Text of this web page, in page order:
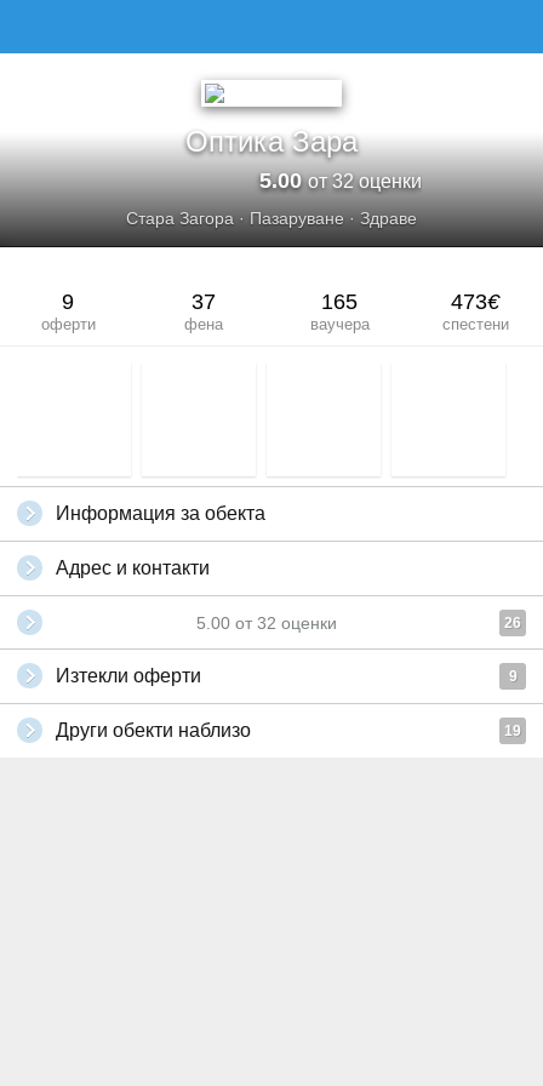
Оптика Зара
5.00от 32 оценки
Стара Загора · Пазаруване · Здраве
9
оферти
37
фена
165
ваучера
473€
спестени
Информация за обекта
Адрес и контакти
5.00 от 32 оценки 26
Изтекли оферти 9
Други обекти наблизо 19